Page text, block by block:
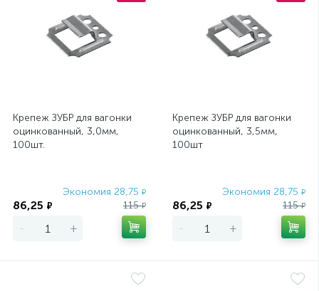
Крепеж ЗУБР для вагонки
оцинкованный, 3,0мм,
100шт.
Экономия 28,75 ₽
86,25 ₽ 115₽
- +
Крепеж ЗУБР для вагонки
оцинкованный, 3,5мм,
100шт
Экономия 28,75 ₽
86,25 ₽ 115₽
- +